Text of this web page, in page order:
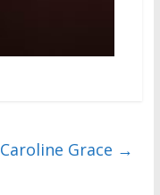
Caroline Grace →